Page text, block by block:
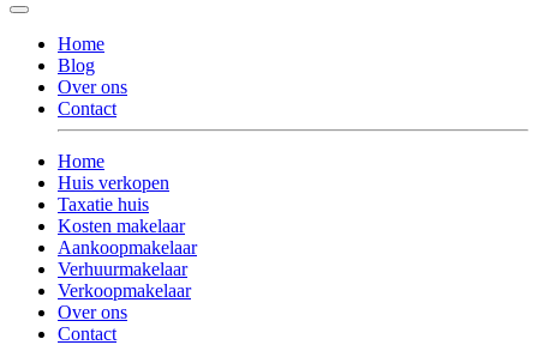
Home
Blog
Over ons
Contact
Home
Huis verkopen
Taxatie huis
Kosten makelaar
Aankoopmakelaar
Verhuurmakelaar
Verkoopmakelaar
Over ons
Contact